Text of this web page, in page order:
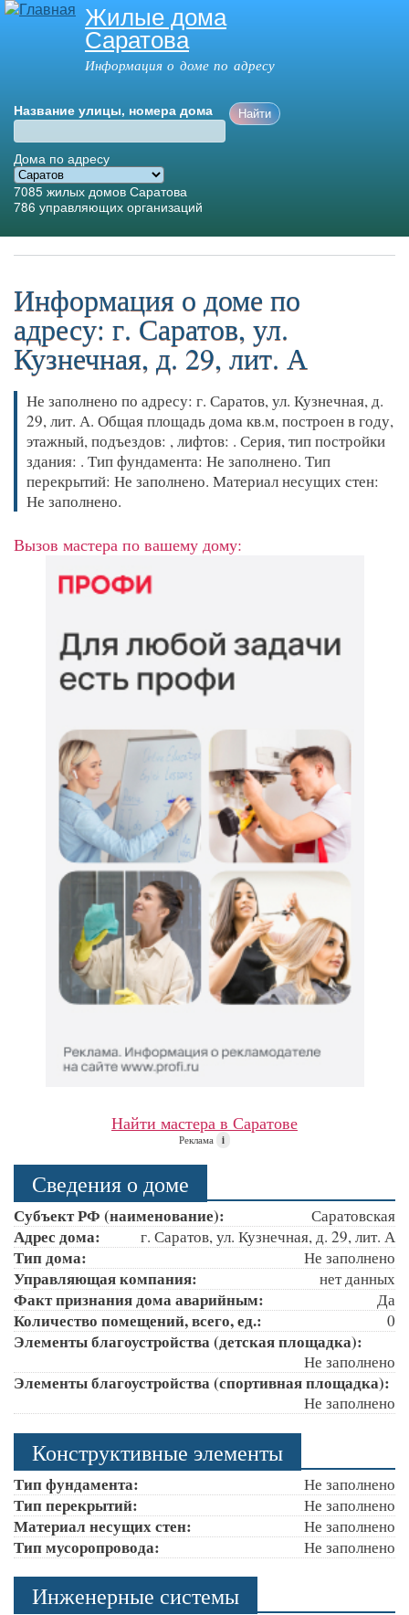
Перейти к
основному
содержанию
Жилые дома
Саратова
Информация о доме по адресу
Название улицы, номера дома
Дома по адресу
7085 жилых домов Саратова
786 управляющих организаций
Главное меню
Информация о доме по
адресу: г. Саратов, ул.
Кузнечная, д. 29, лит. А
Не заполнено по адресу: г. Саратов, ул. Кузнечная, д.
29, лит. А. Общая площадь дома кв.м, построен в году,
этажный, подъездов: , лифтов: . Серия, тип постройки
здания: . Тип фундамента: Не заполнено. Тип
перекрытий: Не заполнено. Материал несущих стен:
Не заполнено.
Вызов мастера по вашему дому:
Найти мастера в Саратове
Реклама i
Сведения о доме
Субъект РФ (наименование): Саратовская
Адрес дома: г. Саратов, ул. Кузнечная, д. 29, лит. А
Тип дома: Не заполнено
Управляющая компания: нет данных
Факт признания дома аварийным: Да
Количество помещений, всего, ед.: 0
Элементы благоустройства (детская площадка):
Не заполнено
Элементы благоустройства (спортивная площадка):
Не заполнено
Конструктивные элементы
Тип фундамента: Не заполнено
Тип перекрытий: Не заполнено
Материал несущих стен: Не заполнено
Тип мусоропровода: Не заполнено
Инженерные системы